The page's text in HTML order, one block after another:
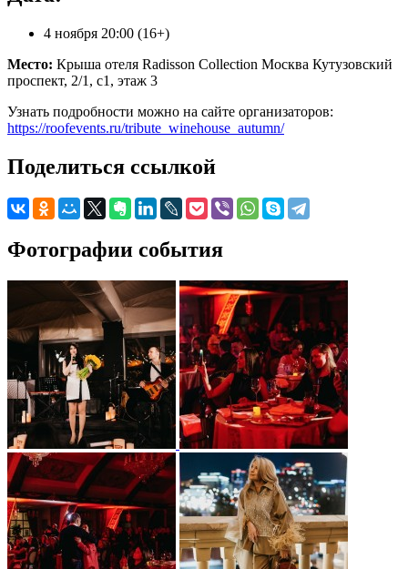
4 ноября 20:00 (16+)
Место: Крыша отеля Radisson Collection Москва Кутузовский
проспект, 2/1, с1, этаж 3
Узнать подробности можно на сайте организаторов:
https://roofevents.ru/tribute_winehouse_autumn/
Поделиться ссылкой
Фотографии события